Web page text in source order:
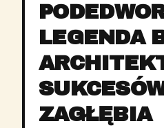
LEGENDA
ZAGŁĘBIA